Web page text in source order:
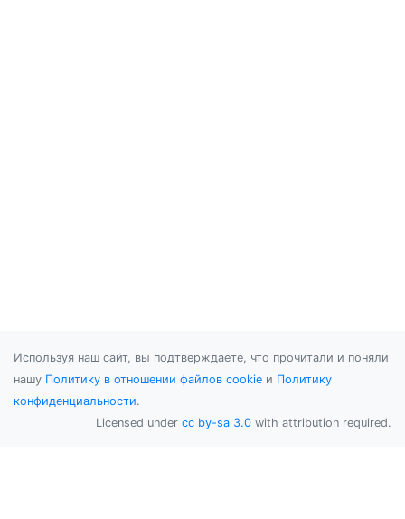
Используя наш сайт, вы подтверждаете, что прочитали и поняли
нашу Политику в отношении файлов cookie и Политику
конфиденциальности.
Licensed under cc by-sa 3.0 with attribution required.